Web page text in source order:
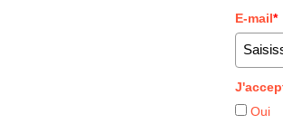
E-mail*
Oui